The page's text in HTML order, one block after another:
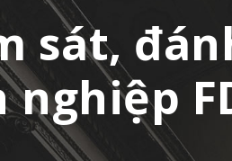
sát,
nghiệp